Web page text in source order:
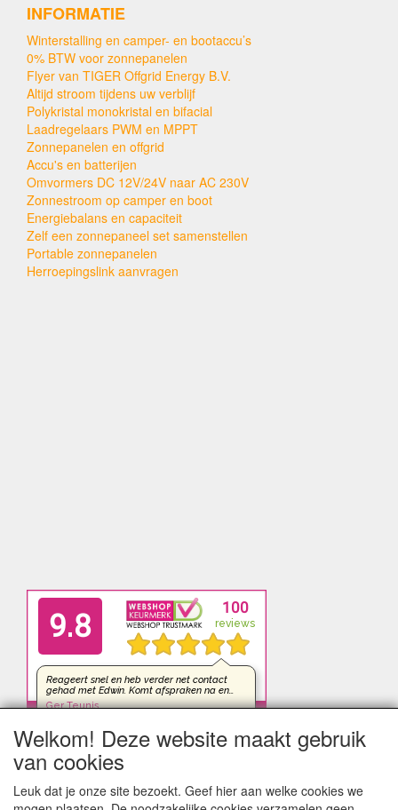
INFORMATIE
Winterstalling en camper- en bootaccu’s
0% BTW voor zonnepanelen
Flyer van TIGER Offgrid Energy B.V.
Altijd stroom tijdens uw verblijf
Polykristal monokristal en bifacial
Laadregelaars PWM en MPPT
Zonnepanelen en offgrid
Accu's en batterijen
Omvormers DC 12V/24V naar AC 230V
Zonnestroom op camper en boot
Energiebalans en capaciteit
Zelf een zonnepaneel set samenstellen
Portable zonnepanelen
Herroepingslink aanvragen
Welkom! Deze website maakt gebruik
van cookies
Leuk dat je onze site bezoekt. Geef hier aan welke cookies we